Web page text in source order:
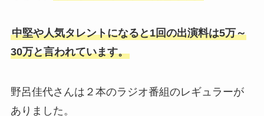
中堅や人気タレントになると1回の出演料は5万～
30万と言われています。
野呂佳代さんは２本のラジオ番組のレギュラーが
ありました。